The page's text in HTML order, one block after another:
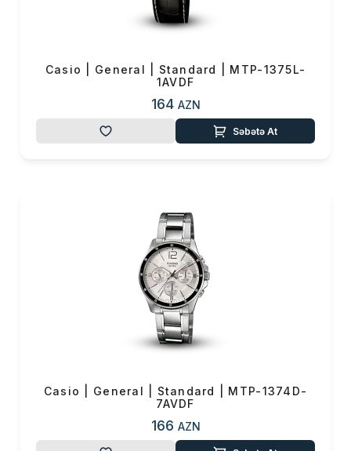
Casio | General | Standard | MTP-1375L-
1AVDF
164 AZN
Səbətə At
Casio | General | Standard | MTP-1374D-
7AVDF
166 AZN
Yekun məbləğ 0 ₼
Alış-verişə davam et
OK